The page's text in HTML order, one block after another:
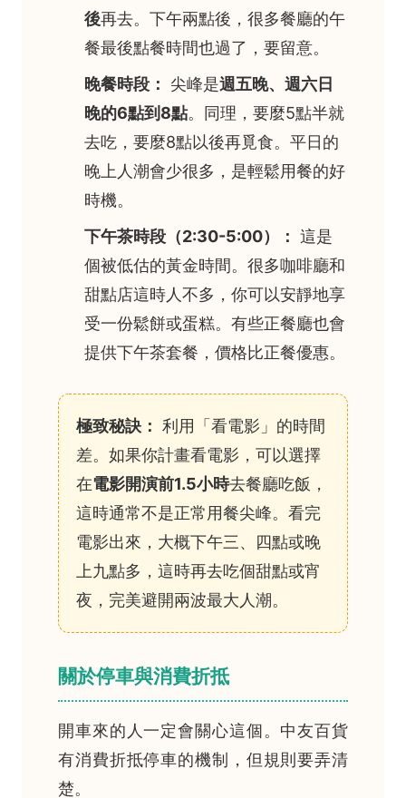
後再去。下午兩點後，很多餐廳的午
餐最後點餐時間也過了，要留意。
晚餐時段：
尖峰是週五晚、週六日
晚的6點到8點。同理，要麼5點半就
去吃，要麼8點以後再覓食。平日的
晚上人潮會少很多，是輕鬆用餐的好
時機。
下午茶時段（2:30-5:00）： 這是
個被低估的黃金時間。很多咖啡廳和
甜點店這時人不多，你可以安靜地享
受一份鬆餅或蛋糕。有些正餐廳也會
提供下午茶套餐，價格比正餐優惠。
極致秘訣： 利用「看電影」的時間
差。如果你計畫看電影，可以選擇
在電影開演前1.5小時去餐廳吃飯，
這時通常不是正常用餐尖峰。看完
電影出來，大概下午三、四點或晚
上九點多，這時再去吃個甜點或宵
夜，完美避開兩波最大人潮。
關於停車與消費折抵
開車來的人一定會關心這個。中友百貨
有消費折抵停車的機制，但規則要弄清
楚。